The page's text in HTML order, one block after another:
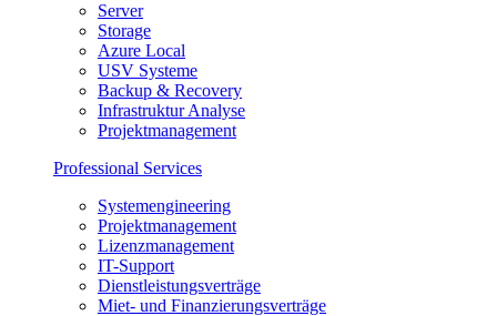
Server
Storage
Azure Local
USV Systeme
Backup & Recovery
Infrastruktur Analyse
Projektmanagement
Professional Services
Systemengineering
Projektmanagement
Lizenzmanagement
IT-Support
Dienstleistungsverträge
Miet- und Finanzierungsverträge